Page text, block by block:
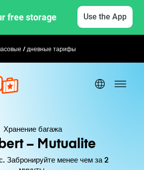
free storage Use the App
/ дневные тарифыГибкое бронирование
Хранение багажа
– Mutualite
Забронируйте менее чем за 2